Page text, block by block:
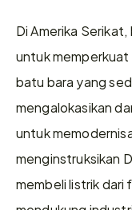
Di Amerika
untuk
batu bara yang
mengalokasikan
untuk
menginstruksikan
membeli listrik dari